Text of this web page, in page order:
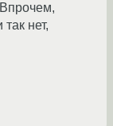
нет,